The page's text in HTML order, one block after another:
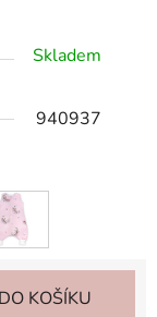
Skladem
940937
DO KOŠÍKU